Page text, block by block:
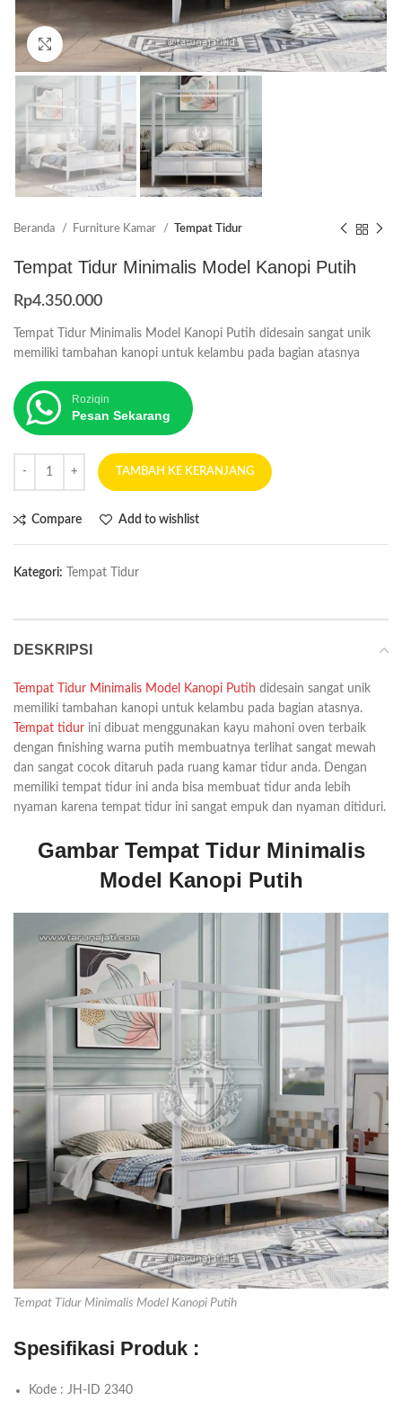
Click to enlarge
Beranda Furniture Kamar Tempat Tidur
Tempat Tidur Minimalis Model Kanopi Putih
Rp4.350.000
Tempat Tidur Minimalis Model Kanopi Putih didesain sangat unik
memiliki tambahan kanopi untuk kelambu pada bagian atasnya
Roziqin
Pesan Sekarang
TAMBAH KE KERANJANG
Compare Add to wishlist
Kategori: Tempat Tidur
DESKRIPSI
Tempat Tidur Minimalis Model Kanopi Putih didesain sangat unik
memiliki tambahan kanopi untuk kelambu pada bagian atasnya.
Tempat tidur ini dibuat menggunakan kayu mahoni oven terbaik
dengan finishing warna putih membuatnya terlihat sangat mewah
dan sangat cocok ditaruh pada ruang kamar tidur anda. Dengan
memiliki tempat tidur ini anda bisa membuat tidur anda lebih
nyaman karena tempat tidur ini sangat empuk dan nyaman ditiduri.
Gambar Tempat Tidur Minimalis
Model Kanopi Putih
Tempat Tidur Minimalis Model Kanopi Putih
Spesifikasi Produk :
Kode : JH-ID 2340